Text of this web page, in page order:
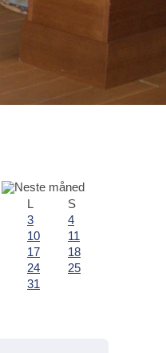
L
S
3
4
10
11
17
18
24
25
31